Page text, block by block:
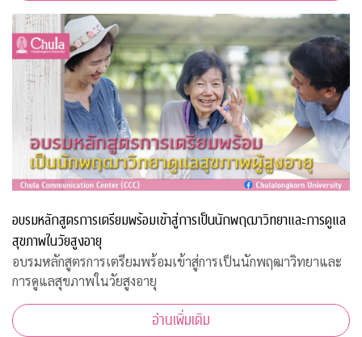
อบรมหลักสูตรการเตรียมพร้อมเข้าสู่การเป็นนักพฤฒาวิทยาและการดูแล
สุขภาพในวัยสูงอายุ
อบรมหลักสูตรการเตรียมพร้อมเข้าสู่การเป็นนักพฤฒาวิทยาและ
การดูแลสุขภาพในวัยสูงอายุ
อ่านเพิ่มเติม